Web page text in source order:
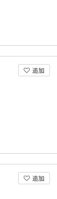
追加
追加